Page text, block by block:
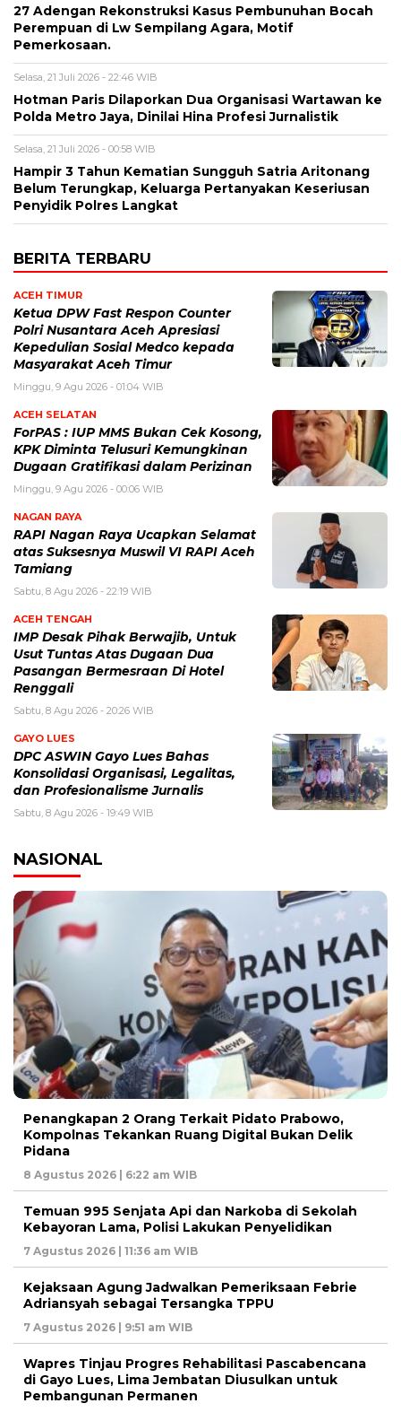
27 Adengan Rekonstruksi Kasus Pembunuhan Bocah
Perempuan di Lw Sempilang Agara, Motif
Pemerkosaan.
Selasa, 21 Juli 2026 - 22:46 WIB
Hotman Paris Dilaporkan Dua Organisasi Wartawan ke
Polda Metro Jaya, Dinilai Hina Profesi Jurnalistik
Selasa, 21 Juli 2026 - 00:58 WIB
Hampir 3 Tahun Kematian Sungguh Satria Aritonang
Belum Terungkap, Keluarga Pertanyakan Keseriusan
Penyidik Polres Langkat
BERITA TERBARU
ACEH TIMUR
Ketua DPW Fast Respon Counter
Polri Nusantara Aceh Apresiasi
Kepedulian Sosial Medco kepada
Masyarakat Aceh Timur
Minggu, 9 Agu 2026 - 01:04 WIB
ACEH SELATAN
ForPAS : IUP MMS Bukan Cek Kosong,
KPK Diminta Telusuri Kemungkinan
Dugaan Gratifikasi dalam Perizinan
Minggu, 9 Agu 2026 - 00:06 WIB
NAGAN RAYA
RAPI Nagan Raya Ucapkan Selamat
atas Suksesnya Muswil VI RAPI Aceh
Tamiang
Sabtu, 8 Agu 2026 - 22:19 WIB
ACEH TENGAH
IMP Desak Pihak Berwajib, Untuk
Usut Tuntas Atas Dugaan Dua
Pasangan Bermesraan Di Hotel
Renggali
Sabtu, 8 Agu 2026 - 20:26 WIB
GAYO LUES
DPC ASWIN Gayo Lues Bahas
Konsolidasi Organisasi, Legalitas,
dan Profesionalisme Jurnalis
Sabtu, 8 Agu 2026 - 19:49 WIB
NASIONAL
Penangkapan 2 Orang Terkait Pidato Prabowo,
Kompolnas Tekankan Ruang Digital Bukan Delik
Pidana
8 Agustus 2026 | 6:22 am WIB
Temuan 995 Senjata Api dan Narkoba di Sekolah
Kebayoran Lama, Polisi Lakukan Penyelidikan
7 Agustus 2026 | 11:36 am WIB
Kejaksaan Agung Jadwalkan Pemeriksaan Febrie
Adriansyah sebagai Tersangka TPPU
7 Agustus 2026 | 9:51 am WIB
Wapres Tinjau Progres Rehabilitasi Pascabencana
di Gayo Lues, Lima Jembatan Diusulkan untuk
Pembangunan Permanen